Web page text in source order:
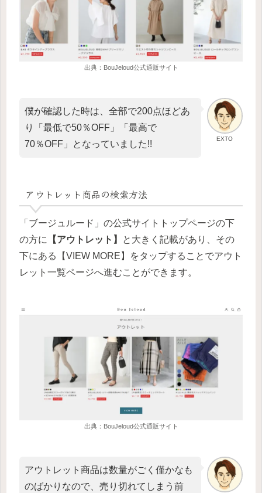
出典：BouJeloud公式通販サイト
EXTO
僕が確認した時は、全部で200点ほどあ
り「最低で50％OFF」「最高で
70％OFF」となっていました!!
アウトレット商品の検索方法
「ブージュルード」の公式サイトトップページの下
の方に
【アウトレット】
と大きく記載があり、その
下にある【VIEW MORE】をタップすることでアウト
レット一覧ページへ進むことができます。
出典：BouJeloud公式通販サイト
アウトレット商品は数量がごく僅かなも
のばかりなので、売り切れてしまう前